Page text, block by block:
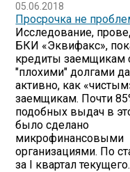
05.06.2018
Просрочка не
Исследование,
БКИ «Эквифакс»,
кредиты заемщикам
"плохими" долгами
активно, как
заемщикам. Почти
подобных выдач в
было сделано
микрофинансовыми
организациями. По
за I квартал